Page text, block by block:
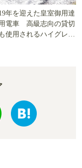
年を迎えた皇室御用達
電車 高級志向の貸切
使用されるハイグレー